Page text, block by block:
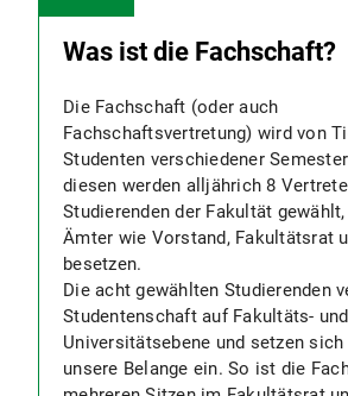
Was ist die Fachschaft?
Die Fachschaft (oder auch
Fachschaftsvertretung) wird von
Studenten verschiedener
diesen werden alljährich 8
Studierenden der Fakultät
Ämter wie Vorstand, Fakultätsrat
besetzen.
Die acht gewählten Studierenden
Studentenschaft auf Fakultäts- und
Universitätsebene und setzen
unsere Belange ein. So ist die